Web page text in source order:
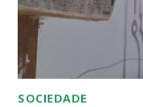
SOCIEDADE